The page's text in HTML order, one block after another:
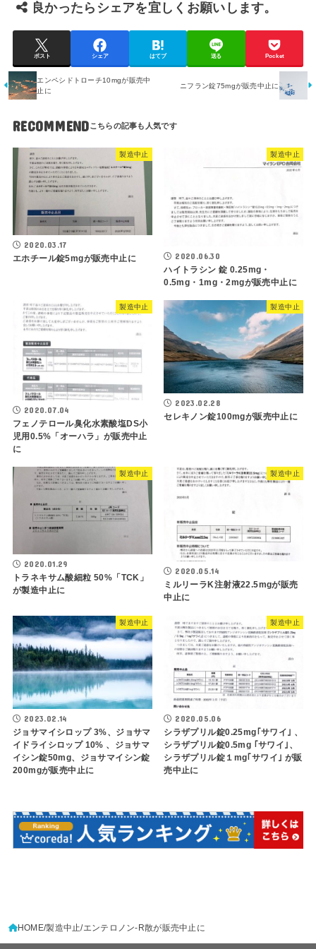
良かったらシェアを宜しくお願いします。
ポスト シェア はてブ 送る Pocket
エンペシドトローチ10mgが販売中
止に
ニフラン錠75mgが販売中止に
RECOMMEND
製造中止
2020.03.17
エホチール錠5mgが販売中止に
製造中止
2020.06.30
ハイトラシン 錠 0.25mg・
0.5mg・1mg・2mgが販売中止に
製造中止
2020.07.04
フェノテロール臭化水素酸塩DS小
児用0.5%「オーハラ」が販売中止
に
製造中止
2023.02.28
セレキノン錠100mgが販売中止に
製造中止
2020.01.29
トラネキサム酸細粒 50%「TCK」
が製造中止に
製造中止
2020.05.14
ミルリーラK注射液22.5mgが販売
中止に
製造中止
2023.02.14
ジョサマイシロップ 3%、ジョサマ
イドライシロップ 10% 、ジョサマ
イシン錠50mg、ジョサマイシン錠
200mgが販売中止に
製造中止
2020.05.06
シラザプリル錠0.25mg｢サワイ｣ 、
シラザプリル錠0.5mg ｢サワイ｣、
シラザプリル錠１mg｢サワイ｣ が販
売中止に
HOME 製造中止 エンテロノン‐R散が販売中止に